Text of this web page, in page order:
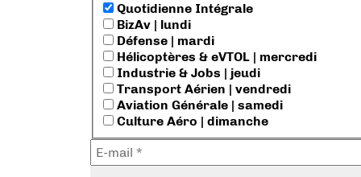
Quotidienne Intégrale
BizAv | lundi
Défense | mardi
Hélicoptères & eVTOL | mercredi
Industrie & Jobs | jeudi
Transport Aérien | vendredi
Aviation Générale | samedi
Culture Aéro | dimanche